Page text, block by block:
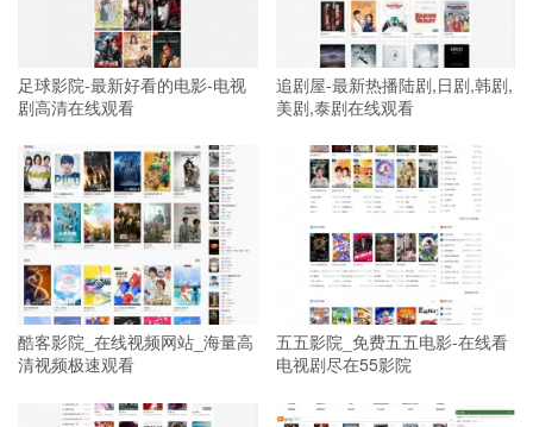
足球影院-最新好看的电影-电视
剧高清在线观看
追剧屋-最新热播陆剧,日剧,韩剧,
美剧,泰剧在线观看
酷客影院_在线视频网站_海量高
清视频极速观看
五五影院_免费五五电影-在线看
电视剧尽在55影院